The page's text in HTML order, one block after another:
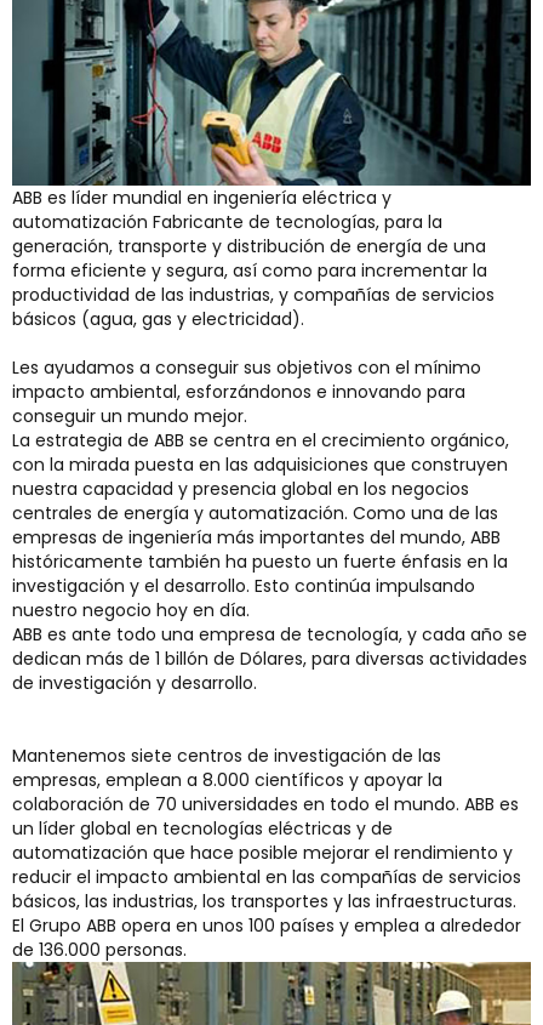
ABB es líder mundial en ingeniería eléctrica y
automatización Fabricante de tecnologías, para la
generación, transporte y distribución de energía de una
forma eficiente y segura, así como para incrementar la
productividad de las industrias, y compañías de servicios
básicos (agua, gas y electricidad).
Les ayudamos a conseguir sus objetivos con el mínimo
impacto ambiental, esforzándonos e innovando para
conseguir un mundo mejor.
La estrategia de ABB se centra en el crecimiento orgánico,
con la mirada puesta en las adquisiciones que construyen
nuestra capacidad y presencia global en los negocios
centrales de energía y automatización. Como una de las
empresas de ingeniería más importantes del mundo, ABB
históricamente también ha puesto un fuerte énfasis en la
investigación y el desarrollo. Esto continúa impulsando
nuestro negocio hoy en día.
ABB es ante todo una empresa de tecnología, y cada año se
dedican más de 1 billón de Dólares, para diversas actividades
de investigación y desarrollo.
Mantenemos siete centros de investigación de las
empresas, emplean a 8.000 científicos y apoyar la
colaboración de 70 universidades en todo el mundo. ABB es
un líder global en tecnologías eléctricas y de
automatización que hace posible mejorar el rendimiento y
reducir el impacto ambiental en las compañías de servicios
básicos, las industrias, los transportes y las infraestructuras.
El Grupo ABB opera en unos 100 países y emplea a alrededor
de 136.000 personas.